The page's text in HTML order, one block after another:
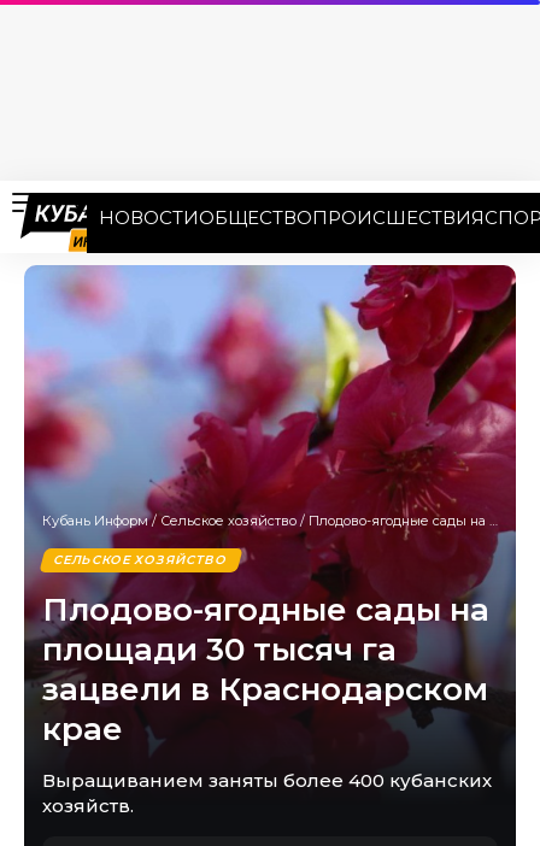
НОВОСТИОБЩЕСТВОПРОИСШЕСТВИЯ
Кубань Информ/ Сельское хозяйство / Плодово-ягодные сады на площади 30 тысяч га зацвели в Краснодарском крае
СЕЛЬСКОЕ ХОЗЯЙСТВО
Плодово-ягодные сады на
площади 30 тысяч га
зацвели в Краснодарском
крае
Выращиванием заняты более 400 кубанских
хозяйств.